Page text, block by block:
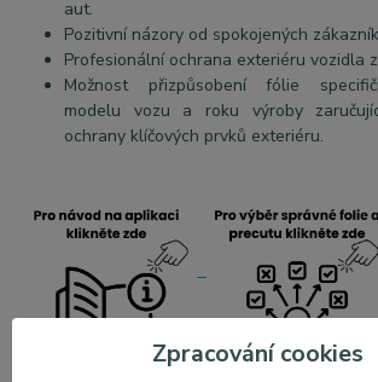
aut.
Pozitivní názory od spokojených
Profesionální ochrana exteriéru vozidla
Možnost přizpůsobení fólie
modelu vozu a roku výroby
ochrany klíčových prvků exteriéru.
Zpracování cookies